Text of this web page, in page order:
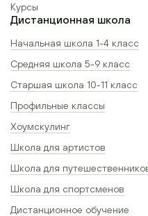
Курсы
Дистанционная школа
Начальная школа 1-4 класс
Средняя школа 5-9 класс
Старшая школа 10-11 класс
Профильные классы
Хоумскулинг
Школа для артистов
Школа для
Школа для спортсменов
Дистанционное обучение